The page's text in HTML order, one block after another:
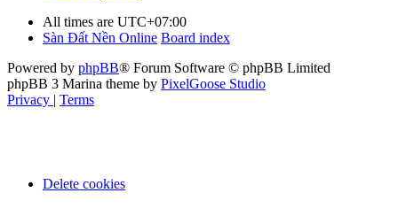
All times are UTC+07:00
Sàn Đất Nền Online Board index
Powered by phpBB® Forum Software © phpBB Limited
phpBB 3 Marina theme by PixelGoose Studio
Privacy | Terms
Delete cookies